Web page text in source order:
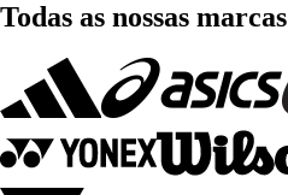
Todas as nossas marcas